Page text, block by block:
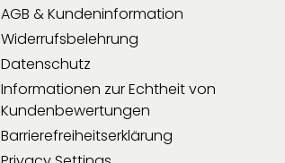
AGB & Kundeninformation
Widerrufsbelehrung
Datenschutz
Informationen zur Echtheit von
Kundenbewertungen
Barrierefreiheitserklärung